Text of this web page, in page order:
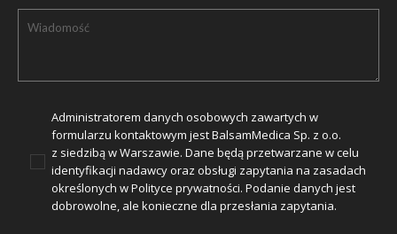
Administratorem danych osobowych zawartych w
formularzu kontaktowym jest BalsamMedica Sp. z o.o.
z siedzibą w Warszawie. Dane będą przetwarzane w celu
identyfikacji nadawcy oraz obsługi zapytania na zasadach
określonych wPolityce prywatności. Podanie danych jest
dobrowolne, ale konieczne dla przesłania zapytania.